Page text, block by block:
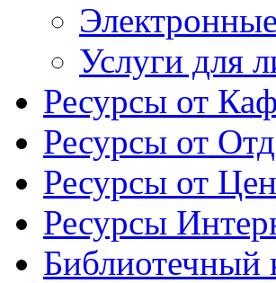
Услуги для
Ресурсы от
Ресурсы от
Ресурсы от
Ресурсы
Библиотечный